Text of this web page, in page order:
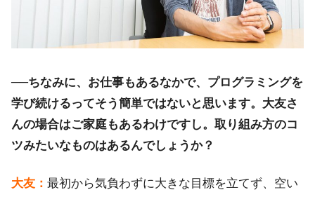
──ちなみに、お仕事もあるなかで、プログラミングを
学び続けるってそう簡単ではないと思います。大友さ
んの場合はご家庭もあるわけですし。取り組み方のコ
ツみたいなものはあるんでしょうか？
大友： 最初から気負わずに大きな目標を立てず、空い